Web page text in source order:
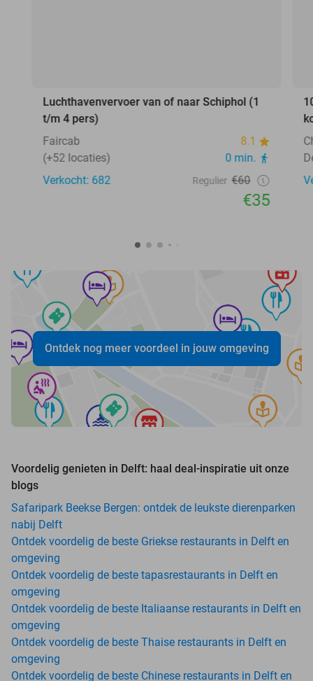
Luchthavenvervoer van of naar Schiphol (1
t/m 4 pers)
Faircab
8.1
(+52 locaties)
0 min.
Verkocht: 682
Regulier €60
€35
Ontdek nog meer voordeel in jouw omgeving
Voordelig genieten in Delft: haal deal-inspiratie uit onze
blogs
Safaripark Beekse Bergen: ontdek de leukste dierenparken
nabij Delft
Ontdek voordelig de beste Griekse restaurants in Delft en
omgeving
Ontdek voordelig de beste tapasrestaurants in Delft en
omgeving
Ontdek voordelig de beste Italiaanse restaurants in Delft en
omgeving
Ontdek voordelig de beste Thaise restaurants in Delft en
omgeving
Ontdek voordelig de beste Chinese restaurants in Delft en